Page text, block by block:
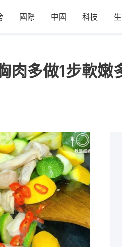
國際 中國 科技
肉多做1步軟嫩